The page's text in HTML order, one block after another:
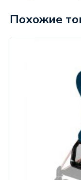
Похожие